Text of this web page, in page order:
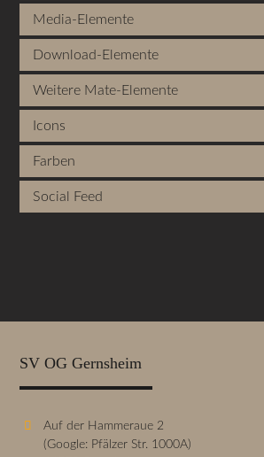
Media-Elemente
Download-Elemente
Weitere Mate-Elemente
Icons
Farben
Social Feed
SV OG Gernsheim
Auf der Hammeraue 2
(Google: Pfälzer Str. 1000A)